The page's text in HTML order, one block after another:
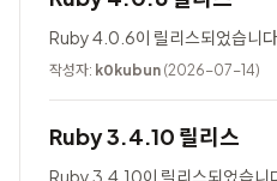
Ruby 4.0.6이 릴리스되었습니다.
작성자: k0kubun (2026-07-14)
Ruby 3.4.10 릴리스
Ruby 3.4.10이 릴리스되었습니